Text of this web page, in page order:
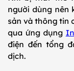
người dùng nên
sản và thông tin
qua ứng dụng
điện đến tổng
dịch.